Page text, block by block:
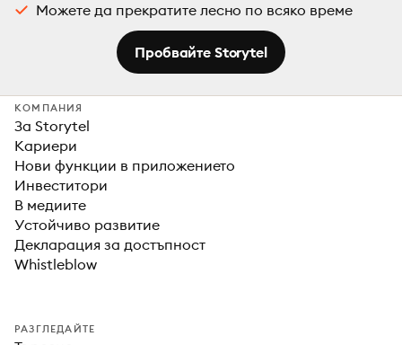
Можете да прекратите лесно по всяко време
Пробвайте Storytel
КОМПАНИЯ
За Storytel
Кариери
Нови функции в приложението
Инвеститори
В медиите
Устойчиво развитие
Декларация за достъпност
Whistleblow
РАЗГЛЕДАЙТЕ